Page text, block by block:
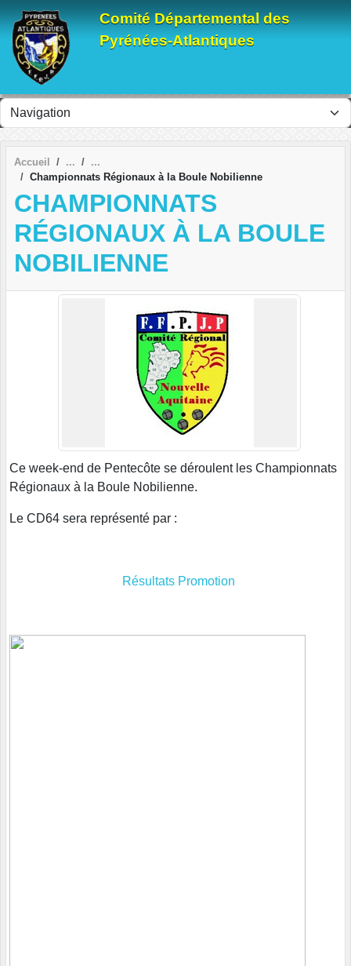
Comité Départemental des
Pyrénées-Atlantiques
Accueil
Championnats Régionaux à la Boule Nobilienne
CHAMPIONNATS
RÉGIONAUX À LA BOULE
NOBILIENNE
Ce week-end de Pentecôte se déroulent les Championnats
Régionaux à la Boule Nobilienne.
Le CD64 sera représenté par :
Résultats Promotion
Panneau de gestion des cookies